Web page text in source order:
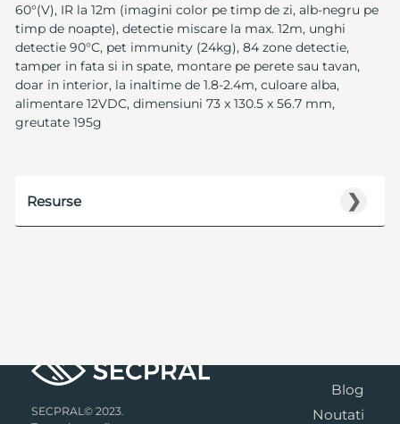
60°(V), IR la 12m (imagini color pe timp de zi, alb-negru pe
timp de noapte), detectie miscare la max. 12m, unghi
detectie 90°C, pet immunity (24kg), 84 zone detectie,
tamper in fata si in spate, montare pe perete sau tavan,
doar in interior, la inaltime de 1.8-2.4m, culoare alba,
alimentare 12VDC, dimensiuni 73 x 130.5 x 56.7 mm,
greutate 195g
❯
Resurse
SECPRAL© 2023.
Blog
Noutati